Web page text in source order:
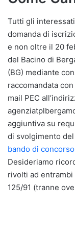
Tutti gli
domanda di
e non oltre il 20
del Bacino di
(BG) mediante
raccomandata
mail PEC
aggiuntiva su
di svolgimento
bando di
Desideriamo
rivolti ad
125/91 (tranne